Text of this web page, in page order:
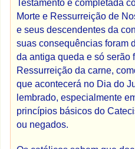
Testamento e completada
Morte e Ressurreição de
e seus descendentes da
suas consequências foram
da antiga queda e só serão
Ressurreição da carne,
que acontecerá no Dia do
lembrado, especialmente
princípios básicos do
ou negados.